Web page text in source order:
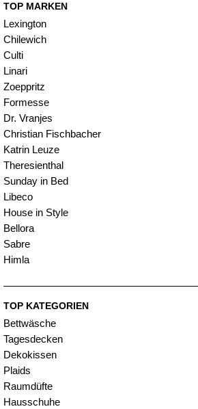
TOP MARKEN
Lexington
Chilewich
Culti
Linari
Zoeppritz
Formesse
Dr. Vranjes
Christian Fischbacher
Katrin Leuze
Theresienthal
Sunday in Bed
Libeco
House in Style
Bellora
Sabre
Himla
TOP KATEGORIEN
Bettwäsche
Tagesdecken
Dekokissen
Plaids
Raumdüfte
Hausschuhe